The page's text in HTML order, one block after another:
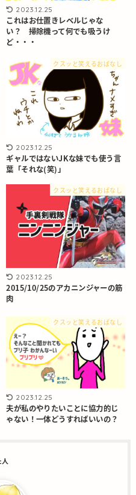
2023.12.25
これはお仕置きレベルじゃな
い？ 掃除機って何でも吸うけ
ど・・・
クスッと笑えるおぱなし
2023.12.25
ギャルではないJKな妹でも使う言
葉「それな(笑)」
クスッと笑えるおぱなし
2023.12.25
2015/10/25のアカニンジャーの筋
肉
クスッと笑えるおぱなし
2023.12.25
夫が私のやりたいことに協力的じ
ゃない！一体どうすればいいの？